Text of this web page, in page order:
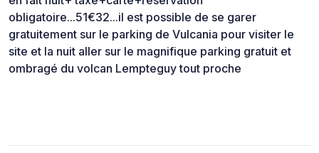
obligatoire...51€32...il est possible de se garer
gratuitement sur le parking de Vulcania pour visiter le
site et la nuit aller sur le magnifique parking gratuit et
ombragé du volcan Lempteguy tout proche